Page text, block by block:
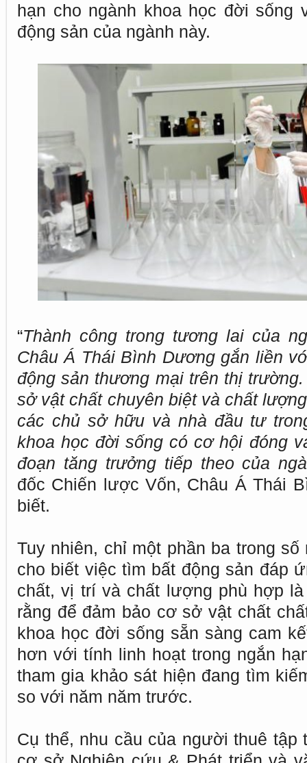
hạn cho ngành khoa học đời sống
động sản của ngành này.
“Thành công trong tương lai của
Châu Á Thái Bình Dương gắn liền
động sản thương mại trên thị
sở vật chất chuyên biệt và chất
các chủ sở hữu và nhà đầu tư
khoa học đời sống có cơ hội đóng
đoạn tăng trưởng tiếp theo của
đốc Chiến lược Vốn, Châu Á Thái
biết.
Tuy nhiên, chỉ một phần ba trong
cho biết việc tìm bất động sản đáp
chất, vị trí và chất lượng phù hợp
rằng để đảm bảo cơ sở vật chất
khoa học đời sống sẵn sàng cam
hơn với tính linh hoạt trong ngắn
tham gia khảo sát hiện đang tìm
so với năm năm trước.
Cụ thể, nhu cầu của người thuê tập